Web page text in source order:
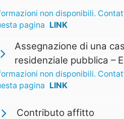
non disponibili.
pagina LINK
Assegnazione di una
residenziale pubblica –
non disponibili.
pagina LINK
Contributo affitto